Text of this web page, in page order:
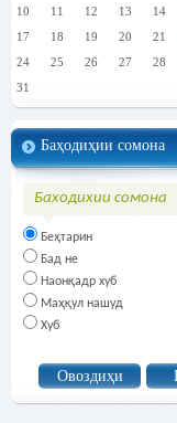
10
11 12 13 14
17
18 19 20 21
24
25 26 27 28
31
Баҳодиҳии сомона
Баходихии сомона
Беҳтарин
Бад не
Наонқадр хуб
Маҳқул нашуд
Хуб